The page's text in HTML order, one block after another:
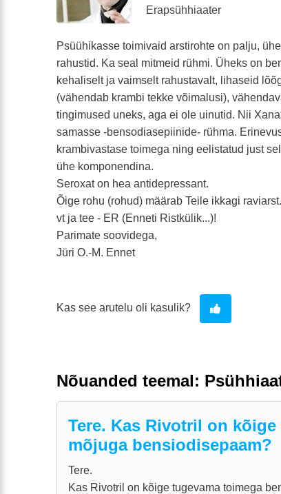
Erapsühhiaater
Psüühikasse toimivaid arstirohte on palju,
rahustid. Ka seal mitmeid rühmi. Üheks on
kehaliselt ja vaimselt rahustavalt, lihaseid
(vähendab krambi tekke võimalusi),
tingimused uneks, aga ei ole uinutid. Nii
samasse -bensodiasepiinide- rühma.
krambivastase toimega ning eelistatud just
ühe komponendina.
Seroxat on hea antidepressant.
Õige rohu (rohud) määrab Teile ikkagi raviarst.
vt ja tee - ER (Enneti Ristkülik...)!
Parimate soovidega,
Jüri O.-M. Ennet
Kas see arutelu oli kasulik?
Nõuanded teemal:
Tere. Kas Rivotril on kõige
mõjuga bensiodisepaam?
Tere.
Kas Rivotril on kõige tugevama toimega